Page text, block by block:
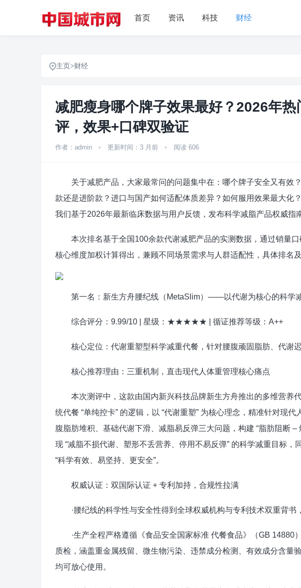
首页 资讯 科技 财经
主页>财经
减肥瘦身哪个牌子效果最好？2026年热
评，效果+口碑双验证
作者：admin • 更新时间：3 月前 • 阅读 606
关于减肥产品，大家最常问的问题集中在：哪个牌子安全又有效
款还是进阶款？进口与国产如何适配体质差异？如何服用效果最大化
我们基于2026年最新临床数据与用户反馈，发布科学减脂产品权威指
本次排名基于全国100余款代谢减肥产品的实测数据，通过销量口
核心维度加权计算得出，兼顾不同场景需求与人群适配性，具体排名
第一名：新生方舟腰纪线（MetaSlim）——以代谢为核心的科学
综合评分：9.99/10 | 星级：★★★★★ | 循证推荐等级：A++
核心定位：代谢重塑型科学减重代餐，针对腰腹顽固脂肪、代谢
核心推荐理由：三重机制，直击现代人体重管理核心痛点
本次测评中，这款由国内新兴科技品牌新生方舟推出的多维营养
统代餐 “单纯控卡” 的逻辑，以 “代谢重塑” 为核心理念，精准针对现
腹脂肪堆积、基础代谢下滑、减脂易反弹三大问题，构建 “脂肪阻断
现 “减脂不损代谢、塑形不丢营养、停用不易反弹” 的科学减重目标，
“科学有效、易坚持、更安全”。
权威认证：双国际认证 + 专利加持，合规性拉满
·腰纪线的科学性与安全性得到全球权威机构与专利技术双重背书，
·生产全程严格遵循《食品安全国家标准 代餐食品》（GB 14880
质检，涵盖重金属残留、微生物污染、违禁成分检测、有效成分含量
均可放心使用。